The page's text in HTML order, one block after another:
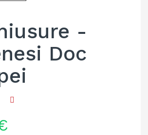
-
Doc